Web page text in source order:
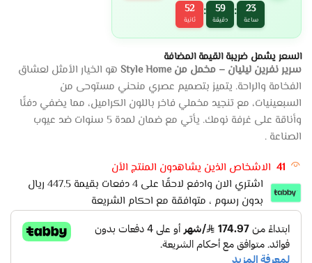
23
ساعة :
59
دقيقة :
51
ثانية
السعر يشمل ضريبة القيمة المضافة
سرير نفرين ليليان – مخمل من Style Home
هو الخيار الأمثل لعشاق
الفخامة والراحة. يتميز بتصميم عصري منحني مستوحى من
السبعينيات، مع تنجيد مخملي فاخر باللون الكراميل، مما يضفي دفئًا
وأناقة على غرفة نومك. يأتي مع ضمان لمدة 5 سنوات ضد عيوب
الصناعة .
41 الاشخاص الذين يشاهدون المنتج الأن
اشتري الان وادفع لاحقًا على 4 دفعات بقيمة 447.5 ريال
بدون رسوم ، متوافقة مع احكام الشريعة